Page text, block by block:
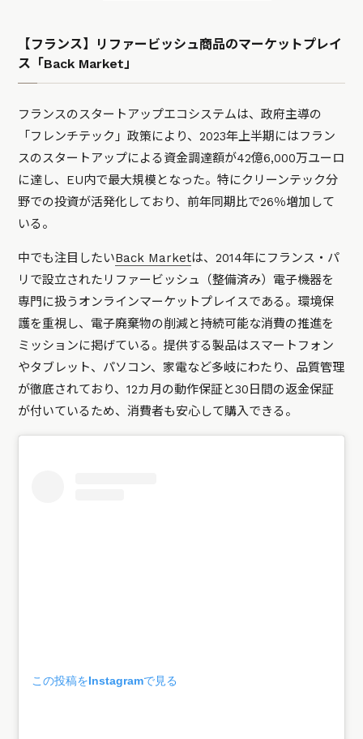
【フランス】リファービッシュ商品のマーケットプレイ
ス「Back Market」
フランスのスタートアップエコシステムは、政府主導の
「フレンチテック」政策により、2023年上半期にはフラン
スのスタートアップによる資金調達額が42億6,000万ユーロ
に達し、EU内で最大規模となった。特にクリーンテック分
野での投資が活発化しており、前年同期比で26％増加して
いる。
中でも注目したいBack Marketは、2014年にフランス・パ
リで設立されたリファービッシュ（整備済み）電子機器を
専門に扱うオンラインマーケットプレイスである。環境保
護を重視し、電子廃棄物の削減と持続可能な消費の推進を
ミッションに掲げている。提供する製品はスマートフォン
やタブレット、パソコン、家電など多岐にわたり、品質管理
が徹底されており、12カ月の動作保証と30日間の返金保証
が付いているため、消費者も安心して購入できる。
この投稿をInstagramで見る